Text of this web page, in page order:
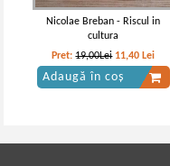
Nicolae Breban - Riscul in
cultura
Pret:19,00Lei 11,40 Lei
Adaugă în coș